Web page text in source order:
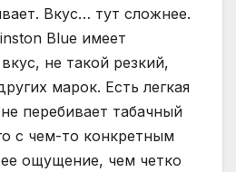
Вкус… тут сложнее.
Blue имеет
не такой резкий,
марок. Есть легкая
перебивает табачный
с чем-то конкретным
ощущение, чем четко